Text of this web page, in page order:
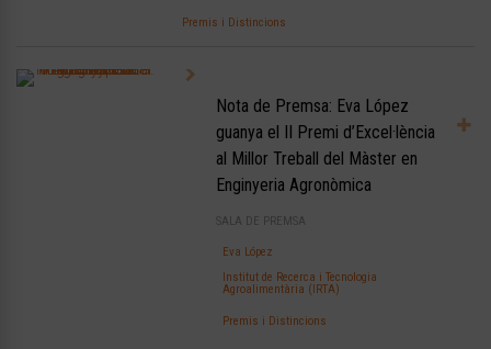
Premis i Distincions
Nota de Premsa: Eva López
guanya el II Premi d’Excel·lència
al Millor Treball del Màster en
Enginyeria Agronòmica
SALA DE PREMSA
Eva López
Institut de Recerca i Tecnologia
Agroalimentària (IRTA)
Premis i Distincions